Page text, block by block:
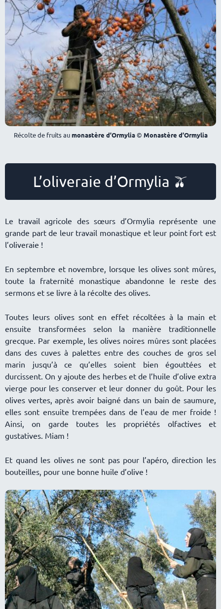
Récolte de fruits au monastère d’Ormylia© Monastère d’Ormylia
L’oliveraie d’Ormylia 🫒
Le travail agricole des sœurs d’Ormylia représente une
grande part de leur travail monastique et leur point fort est
l’oliveraie !
En septembre et novembre, lorsque les olives sont mûres,
toute la fraternité monastique abandonne le reste des
sermons et se livre à la récolte des olives.
Toutes leurs olives sont en effet récoltées à la main et
ensuite transformées selon la manière traditionnelle
grecque. Par exemple, les olives noires mûres sont placées
dans des cuves à palettes entre des couches de gros sel
marin jusqu’à ce qu’elles soient bien égouttées et
durcissent. On y ajoute des herbes et de l’huile d’olive extra
vierge pour les conserver et leur donner du goût. Pour les
olives vertes, après avoir baigné dans un bain de saumure,
elles sont ensuite trempées dans de l’eau de mer froide !
Ainsi, on garde toutes les propriétés olfactives et
gustatives. Miam !
Et quand les olives ne sont pas pour l’apéro, direction les
bouteilles, pour une bonne huile d’olive !